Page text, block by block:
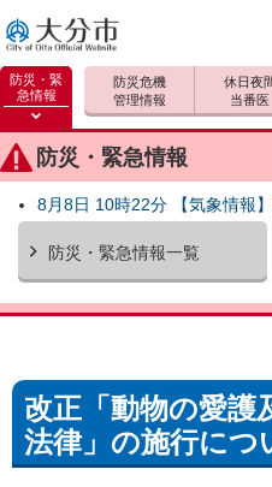
大分市
防災・緊
急情報
防災緊
急情報
を開く
防災・緊急情報
8月8日 10時22分 【気象情報
防災・緊急情報一覧
防災危機
管理情報
休日夜
当番医
改正「動物の愛護
法律」の施行につ